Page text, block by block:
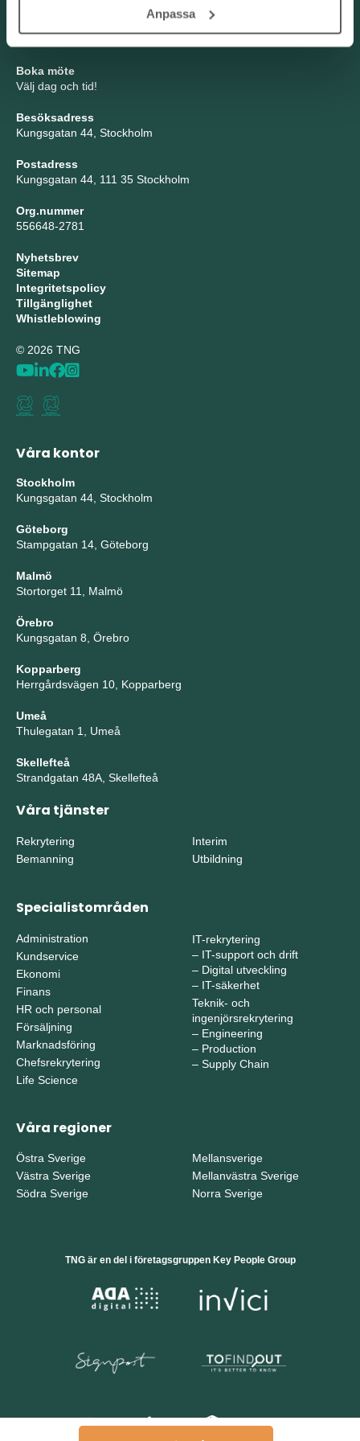
Anpassa
Boka möte
Välj dag och tid!
Besöksadress
Kungsgatan 44, Stockholm
Postadress
Kungsgatan 44, 111 35 Stockholm
Org.nummer
556648-2781
Nyhetsbrev
Sitemap
Integritetspolicy
Tillgänglighet
Whistleblowing
© 2026 TNG
Våra kontor
Stockholm
Kungsgatan 44, Stockholm
Göteborg
Stampgatan 14, Göteborg
Malmö
Stortorget 11, Malmö
Örebro
Kungsgatan 8, Örebro
Kopparberg
Herrgårdsvägen 10, Kopparberg
Umeå
Thulegatan 1, Umeå
Skellefteå
Strandgatan 48A, Skellefteå
Våra tjänster
Rekrytering
Bemanning
Interim
Utbildning
Specialistområden
Administration
Kundservice
Ekonomi
Finans
HR och personal
Försäljning
Marknadsföring
Chefsrekrytering
Life Science
IT-rekrytering
– IT-support och drift
– Digital utveckling
– IT-säkerhet
Teknik- och
ingenjörsrekrytering
– Engineering
– Production
– Supply Chain
Våra regioner
Östra Sverige
Västra Sverige
Södra Sverige
Mellansverige
Mellanvästra Sverige
Norra Sverige
TNG är en del i företagsgruppen Key People Group